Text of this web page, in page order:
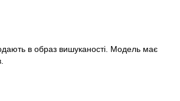
в образ вишуканості. Модель має